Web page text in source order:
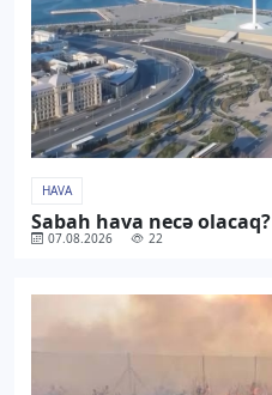
HAVA
Sabah hava necə olacaq?
07.08.2026 22